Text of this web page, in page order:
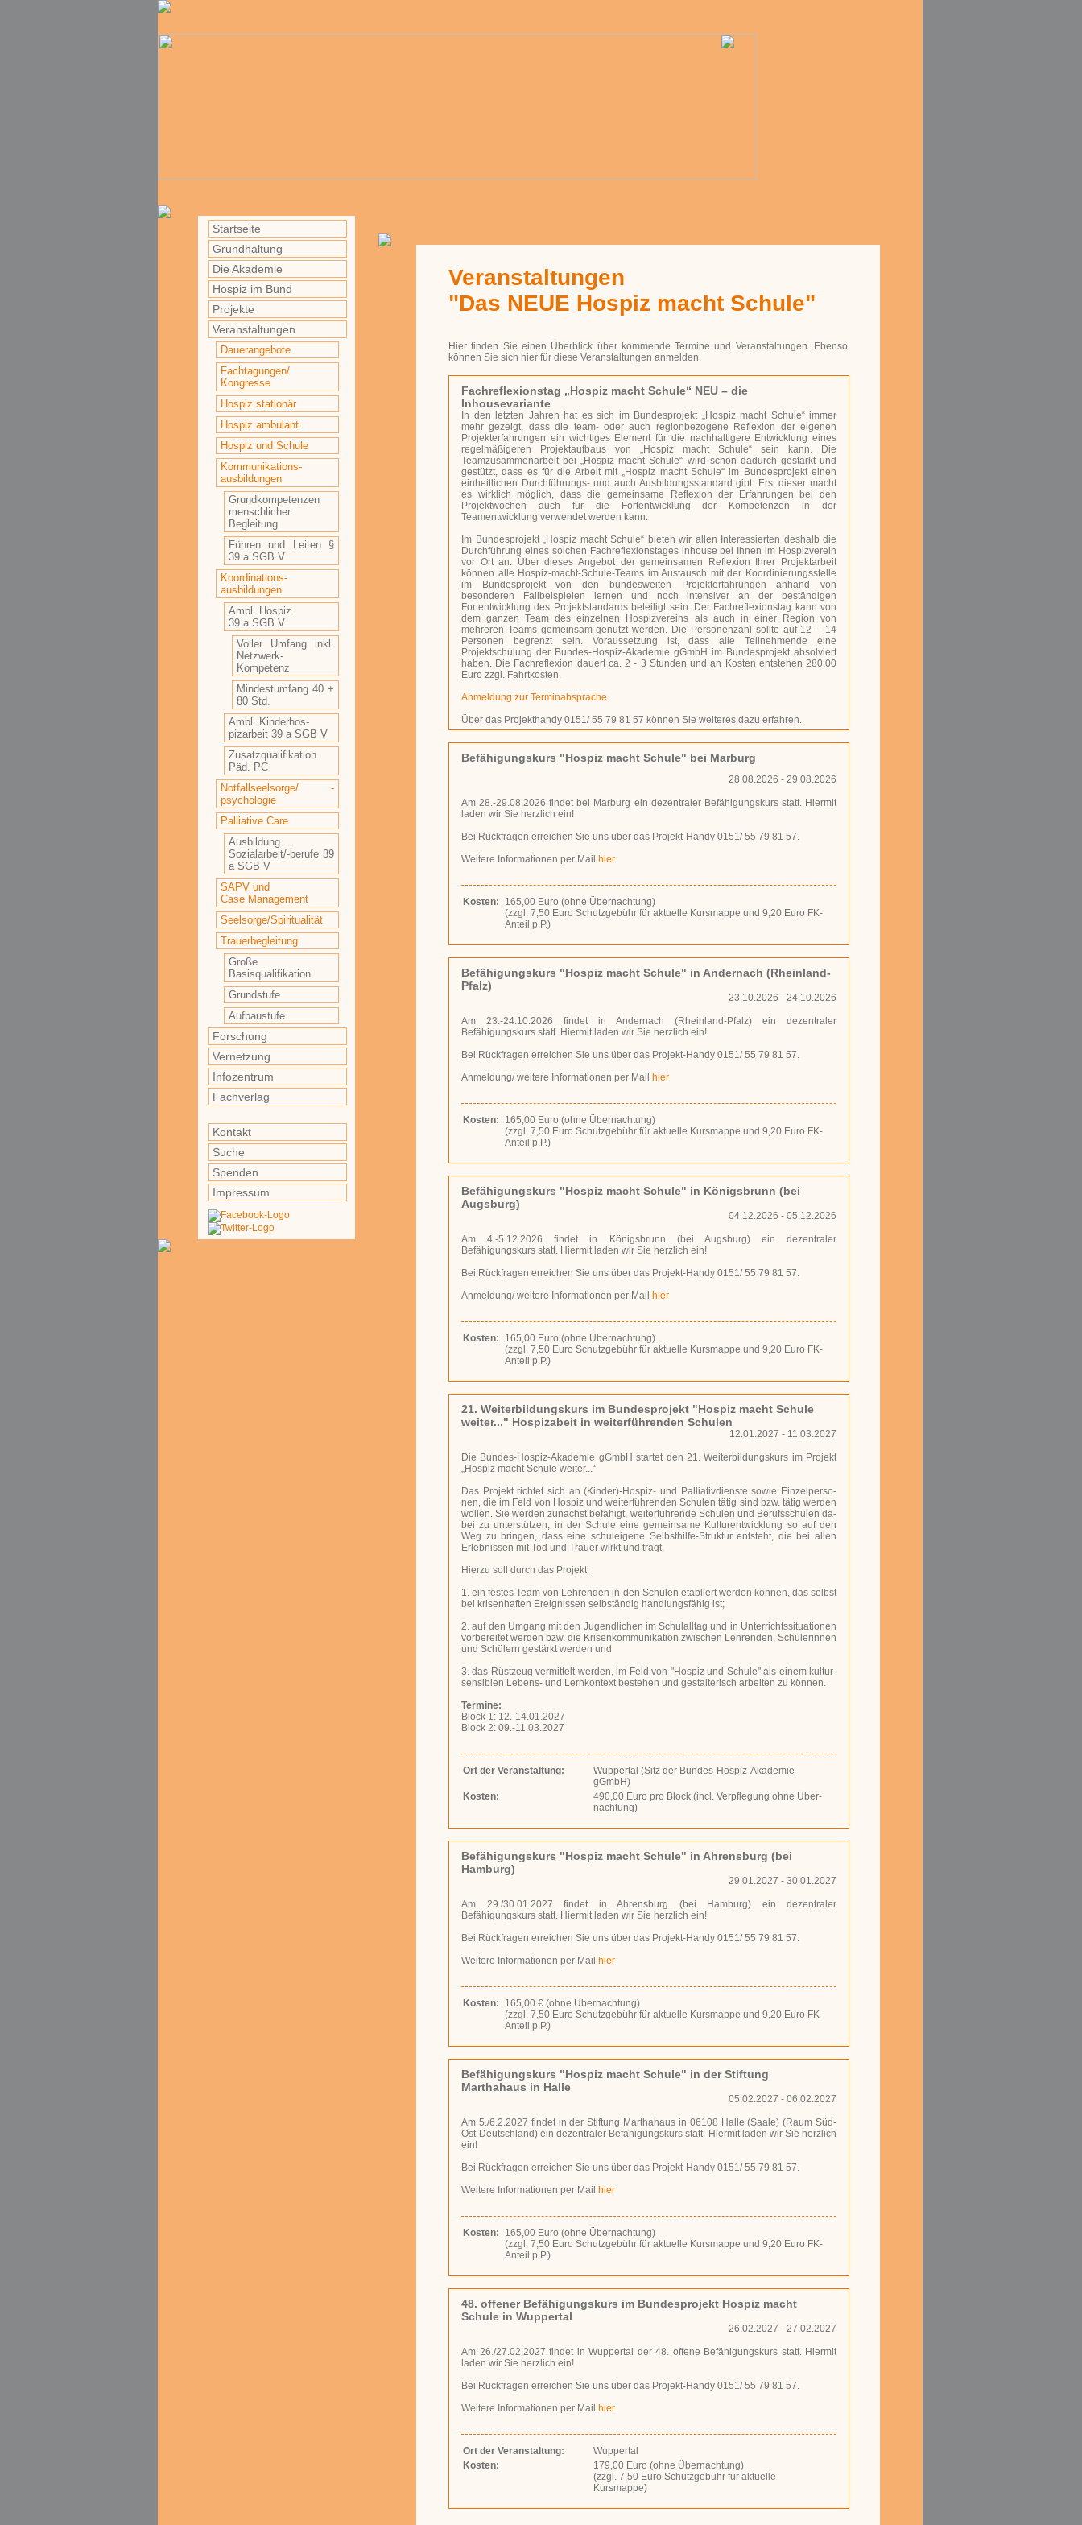
Startseite
Grundhaltung
Die Akademie
Hospiz im Bund
Projekte
Veranstaltungen
Dauerangebote
Fachtagungen/
Kongresse
Hospiz stationär
Hospiz ambulant
Hospiz und Schule
Kommunikations-
ausbildungen
Grundkompetenzen
menschlicher
Begleitung
Führen und Leiten §
39 a SGB V
Koordinations-
ausbildungen
Ambl. Hospiz
39 a SGB V
Voller Umfang inkl.
Netzwerk-
Kompetenz
Mindestumfang 40 +
80 Std.
Ambl. Kinderhos-
pizarbeit 39 a SGB V
Zusatzqualifikation
Päd. PC
Notfallseelsorge/ -
psychologie
Palliative Care
Ausbildung
Sozialarbeit/-berufe 39
a SGB V
SAPV und
Case Management
Seelsorge/Spiritualität
Trauerbegleitung
Große
Basisqualifikation
Grundstufe
Aufbaustufe
Forschung
Vernetzung
Infozentrum
Fachverlag
Kontakt
Suche
Spenden
Impressum
Veranstaltungen
"Das NEUE Hospiz macht Schule"
Hier finden Sie einen Überblick über kommende Termine und Veranstaltungen. Ebenso
können Sie sich hier für diese Veranstaltungen anmelden.
Fachreflexionstag „Hospiz macht Schule“ NEU – die
Inhousevariante
In den letzten Jahren hat es sich im Bundesprojekt „Hospiz macht Schule“ immer
mehr gezeigt, dass die team- oder auch regionbezogene Reflexion der eigenen
Projekterfahrungen ein wichtiges Element für die nachhaltigere Entwicklung eines
regelmäßigeren Projektaufbaus von „Hospiz macht Schule“ sein kann. Die
Teamzusammenarbeit bei „Hospiz macht Schule“ wird schon dadurch gestärkt und
gestützt, dass es für die Arbeit mit „Hospiz macht Schule“ im Bundesprojekt einen
einheitlichen Durchführungs- und auch Ausbildungsstandard gibt. Erst dieser macht
es wirklich möglich, dass die gemeinsame Reflexion der Erfahrungen bei den
Projektwochen auch für die Fortentwicklung der Kompetenzen in der
Teamentwicklung verwendet werden kann.
Im Bundesprojekt „Hospiz macht Schule“ bieten wir allen Interessierten deshalb die
Durchführung eines solchen Fachreflexionstages inhouse bei Ihnen im Hospizverein
vor Ort an. Über dieses Angebot der gemeinsamen Reflexion Ihrer Projektarbeit
können alle Hospiz-macht-Schule-Teams im Austausch mit der Koordinierungsstelle
im Bundesprojekt von den bundesweiten Projekterfahrungen anhand von
besonderen Fallbeispielen lernen und noch intensiver an der beständigen
Fortentwicklung des Projektstandards beteiligt sein. Der Fachreflexionstag kann von
dem ganzen Team des einzelnen Hospizvereins als auch in einer Region von
mehreren Teams gemeinsam genutzt werden. Die Personenzahl sollte auf 12 – 14
Personen begrenzt sein. Voraussetzung ist, dass alle Teilnehmende eine
Projektschulung der Bundes-Hospiz-Akademie gGmbH im Bundesprojekt absolviert
haben. Die Fachreflexion dauert ca. 2 - 3 Stunden und an Kosten entstehen 280,00
Euro zzgl. Fahrtkosten.
Anmeldung zur Terminabsprache
Über das Projekthandy 0151/ 55 79 81 57 können Sie weiteres dazu erfahren.
Befähigungskurs "Hospiz macht Schule" bei Marburg
28.08.2026 - 29.08.2026
Am 28.-29.08.2026 findet bei Marburg ein dezentraler Befähigungskurs statt. Hiermit
laden wir Sie herzlich ein!
Bei Rückfragen erreichen Sie uns über das Projekt-Handy 0151/ 55 79 81 57.
Weitere Informationen per Mail
hier
Kosten:
165,00 Euro (ohne Übernachtung)
(zzgl. 7,50 Eu­ro Schutz­ge­bühr für aktuelle Kursmappe und 9,20 Euro FK-
Anteil p.P.)
Befähigungskurs "Hospiz macht Schule" in Andernach (Rheinland-
Pfalz)
23.10.2026 - 24.10.2026
Am 23.-24.10.2026 findet in Andernach (Rheinland-Pfalz) ein dezentraler
Befähigungskurs statt. Hiermit laden wir Sie herzlich ein!
Bei Rückfragen erreichen Sie uns über das Projekt-Handy 0151/ 55 79 81 57.
Anmeldung/ weitere Informationen per Mail
hier
Kosten:
165,00 Euro (ohne Übernachtung)
(zzgl. 7,50 Eu­ro Schutz­ge­bühr für ak­tu­el­le Kurs­map­pe und 9,20 Eu­ro FK-
An­teil p.P.)
Befähigungskurs "Hospiz macht Schule" in Königsbrunn (bei
Augsburg)
04.12.2026 - 05.12.2026
Am 4.-5.12.2026 findet in Königsbrunn (bei Augsburg) ein dezentraler
Befähigungskurs statt. Hiermit laden wir Sie herzlich ein!
Bei Rückfragen erreichen Sie uns über das Projekt-Handy 0151/ 55 79 81 57.
Anmeldung/ weitere Informationen per Mail
hier
Kosten:
165,00 Euro (ohne Übernachtung)
(zzgl. 7,50 Eu­ro Schutz­ge­bühr für ak­tu­el­le Kurs­map­pe und 9,20 Eu­ro FK-
An­teil p.P.)
21. Weiterbildungskurs im Bundesprojekt "Hospiz macht Schule
weiter..." Hospizabeit in weiterführenden Schulen
12.01.2027 - 11.03.2027
Die Bundes-Hospiz-Akademie gGmbH startet den 21. Weiterbildungskurs im Projekt
„Hospiz macht Schule weiter...“
Das Pro­jekt rich­tet sich an (Kin­der)-Hos­piz- und Pal­lia­tiv­diens­te so­wie Ein­zel­per­so­
nen, die im Feld von Hos­piz und wei­ter­füh­ren­den Schu­len tä­tig sind bzw. tä­tig wer­den
wol­len. Sie wer­den zu­nächst be­fä­higt, wei­ter­füh­ren­de Schu­len und Be­rufs­schu­len da­
bei zu un­ter­stüt­zen, in der Schule eine gemeinsame Kulturentwicklung so auf den
Weg zu bringen, dass eine schuleigene Selbsthilfe-Struktur entsteht, die bei allen
Erlebnissen mit Tod und Trauer wirkt und trägt.
Hier­zu soll durch das Pro­jekt:
1. ein fes­tes Team von Leh­ren­den in den Schu­len eta­bliert wer­den kön­nen, das selbst
bei kri­sen­haf­ten Er­eig­nis­sen selb­stän­dig hand­lungs­fä­hig ist;
2. auf den Um­gang mit den Ju­gend­li­chen im Schul­all­tag und in Un­ter­richts­si­tua­tio­nen
vor­be­rei­tet wer­den bzw. die Krisenkommunikation zwischen Lehrenden, Schülerinnen
und Schülern gestärkt werden und
3. das Rüst­zeug ver­mit­telt wer­den, im Feld von "Hos­piz und Schu­le" als ei­nem kul­tur­
sen­si­blen Le­bens- und Lern­kon­text be­ste­hen und ge­stal­te­risch ar­bei­ten zu kön­nen.
Termine:
Block 1: 12.-14.01.2027
Block 2: 09.-11.03.2027
Ort der Veranstaltung:
Wuppertal (Sitz der Bundes-Hospiz-Akademie
gGmbH)
Kosten:
490,00 Eu­ro pro Block (incl. Verpflegung ohne Über­
nach­tung)
Befähigungskurs "Hospiz macht Schule" in Ahrensburg (bei
Hamburg)
29.01.2027 - 30.01.2027
Am 29./30.01.2027 findet in Ahrensburg (bei Hamburg) ein dezentraler
Befähigungskurs statt. Hiermit laden wir Sie herzlich ein!
Bei Rückfragen erreichen Sie uns über das Projekt-Handy 0151/ 55 79 81 57.
Weitere Informationen per Mail
hier
Kosten:
165,00 € (ohne Übernachtung)
(zzgl. 7,50 Eu­ro Schutz­ge­bühr für aktuelle Kursmappe und 9,20 Euro FK-
Anteil p.P.)
Befähigungskurs "Hospiz macht Schule" in der Stiftung
Marthahaus in Halle
05.02.2027 - 06.02.2027
Am 5./6.2.2027 findet in der Stiftung Marthahaus in 06108 Halle (Saale) (Raum Süd-
Ost-Deutschland) ein dezentraler Befähigungskurs statt. Hiermit laden wir Sie herzlich
ein!
Bei Rückfragen erreichen Sie uns über das Projekt-Handy 0151/ 55 79 81 57.
Weitere Informationen per Mail
hier
Kosten:
165,00 Euro (ohne Übernachtung)
(zzgl. 7,50 Eu­ro Schutz­ge­bühr für aktuelle Kursmappe und 9,20 Euro FK-
Anteil p.P.)
48. offener Befähigungskurs im Bundesprojekt Hospiz macht
Schule in Wuppertal
26.02.2027 - 27.02.2027
Am 26./27.02.2027 findet in Wuppertal der 48. offene Befähigungskurs statt. Hiermit
laden wir Sie herzlich ein!
Bei Rückfragen erreichen Sie uns über das Projekt-Handy 0151/ 55 79 81 57.
Weitere Informationen per Mail
hier
Ort der Veranstaltung:
Wuppertal
Kosten:
179,00 Euro (ohne Übernachtung)
(zzgl. 7,50 Eu­ro Schutz­ge­bühr für aktuelle
Kursmappe)